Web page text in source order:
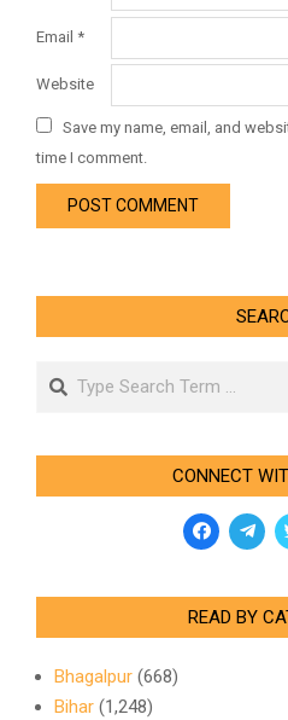
Email *
Website
Save my name, email, and
time I comment.
Search
CONNECT
READ BY
Bhagalpur (668)
Bihar (1,248)